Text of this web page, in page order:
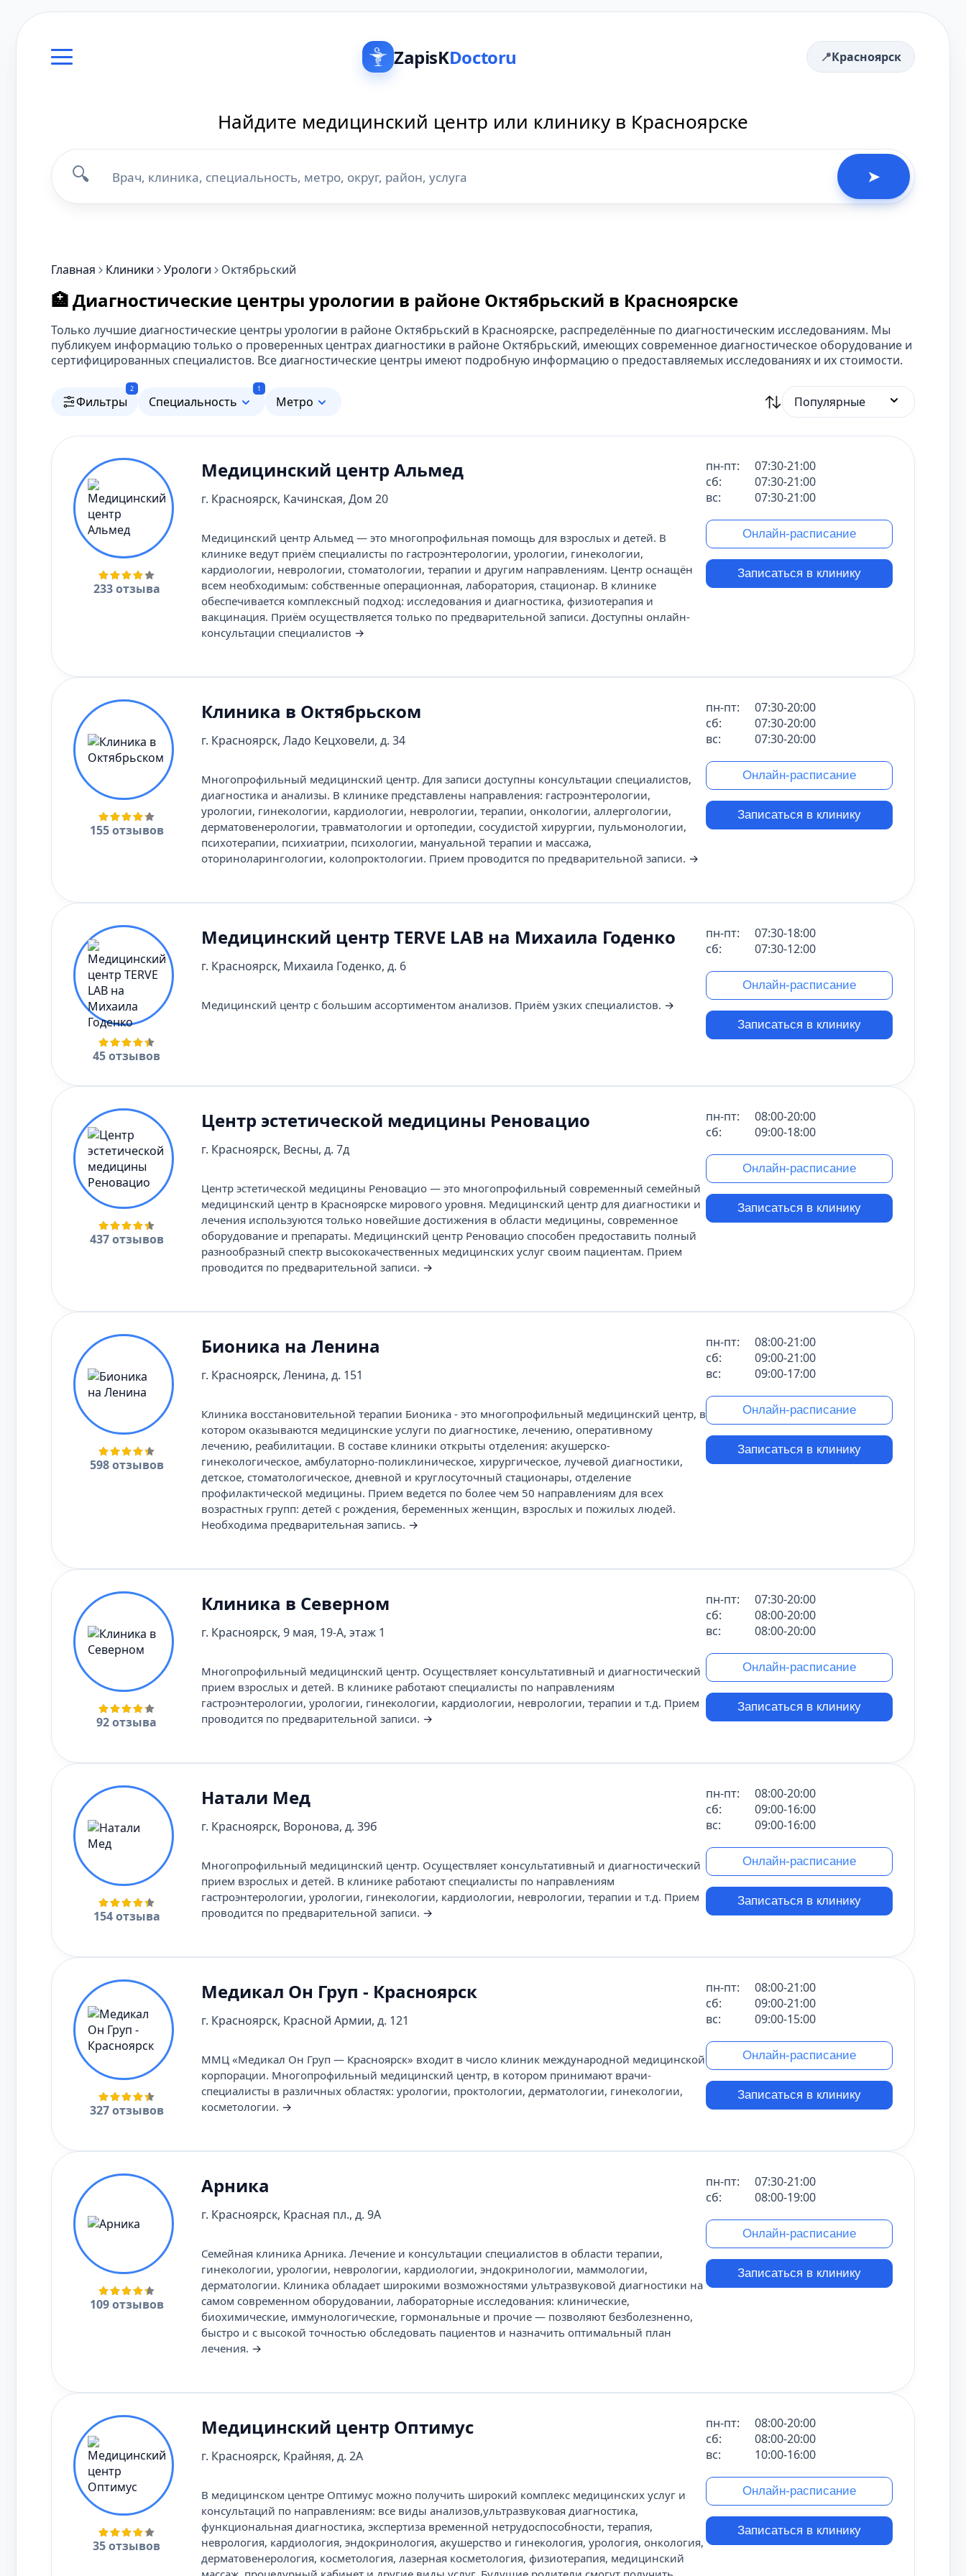
ZapisKDoctoru Красноярск
Найдите медицинский центр или клинику в Красноярске
🔍 ➤
Главная Клиники Урологи Октябрьский
🏥 Диагностические центры урологии в районе Октябрьский в Красноярске
Только лучшие диагностические центры урологии в районе Октябрьский в Красноярске, распределённые по диагностическим исследованиям. Мы
публикуем информацию только о проверенных центрах диагностики в районе Октябрьский, имеющих современное диагностическое оборудование и
сертифицированных специалистов. Все диагностические центры имеют подробную информацию о предоставляемых исследованиях и их стоимости.
Фильтры
2
Специальность
1
Метро Популярные
233 отзыва
Медицинский центр Альмед
г. Красноярск, Качинская, Дом 20
Медицинский центр Альмед — это многопрофильная помощь для взрослых и детей. В
клинике ведут приём специалисты по гастроэнтерологии, урологии, гинекологии,
кардиологии, неврологии, стоматологии, терапии и другим направлениям. Центр оснащён
всем необходимым: собственные операционная, лаборатория, стационар. В клинике
обеспечивается комплексный подход: исследования и диагностика, физиотерапия и
вакцинация. Приём осуществляется только по предварительной записи. Доступны онлайн-
консультации специалистов →
пн-пт:
07:30-21:00
сб:
07:30-21:00
вс:
07:30-21:00
Онлайн-расписание
Записаться в клинику
155 отзывов
Клиника в Октябрьском
г. Красноярск, Ладо Кецховели, д. 34
Многопрофильный медицинский центр. Для записи доступны консультации специалистов,
диагностика и анализы. В клинике представлены направления: гастроэнтерологии,
урологии, гинекологии, кардиологии, неврологии, терапии, онкологии, аллергологии,
дерматовенерологии, травматологии и ортопедии, сосудистой хирургии, пульмонологии,
психотерапии, психиатрии, психологии, мануальной терапии и массажа,
оториноларингологии, колопроктологии. Прием проводится по предварительной записи. →
пн-пт:
07:30-20:00
сб:
07:30-20:00
вс:
07:30-20:00
Онлайн-расписание
Записаться в клинику
45 отзывов
Медицинский центр TERVE LAB на Михаила Годенко
г. Красноярск, Михаила Годенко, д. 6
Медицинский центр с большим ассортиментом анализов. Приём узких специалистов. →
пн-пт:
07:30-18:00
сб:
07:30-12:00
Онлайн-расписание
Записаться в клинику
437 отзывов
Центр эстетической медицины Реновацио
г. Красноярск, Весны, д. 7д
Центр эстетической медицины Реновацио — это многопрофильный современный семейный
медицинский центр в Красноярске мирового уровня. Медицинский центр для диагностики и
лечения используются только новейшие достижения в области медицины, современное
оборудование и препараты. Медицинский центр Реновацио способен предоставить полный
разнообразный спектр высококачественных медицинских услуг своим пациентам. Прием
проводится по предварительной записи. →
пн-пт:
08:00-20:00
сб:
09:00-18:00
Онлайн-расписание
Записаться в клинику
598 отзывов
Бионика на Ленина
г. Красноярск, Ленина, д. 151
Клиника восстановительной терапии Бионика - это многопрофильный медицинский центр, в
котором оказываются медицинские услуги по диагностике, лечению, оперативному
лечению, реабилитации. В составе клиники открыты отделения: акушерско-
гинекологическое, амбулаторно-поликлиническое, хирургическое, лучевой диагностики,
детское, стоматологическое, дневной и круглосуточный стационары, отделение
профилактической медицины. Прием ведется по более чем 50 направлениям для всех
возрастных групп: детей с рождения, беременных женщин, взрослых и пожилых людей.
Необходима предварительная запись. →
пн-пт:
08:00-21:00
сб:
09:00-21:00
вс:
09:00-17:00
Онлайн-расписание
Записаться в клинику
92 отзыва
Клиника в Северном
г. Красноярск, 9 мая, 19-А, этаж 1
Многопрофильный медицинский центр. Осуществляет консультативный и диагностический
прием взрослых и детей. В клинике работают специалисты по направлениям
гастроэнтерологии, урологии, гинекологии, кардиологии, неврологии, терапии и т.д. Прием
проводится по предварительной записи. →
пн-пт:
07:30-20:00
сб:
08:00-20:00
вс:
08:00-20:00
Онлайн-расписание
Записаться в клинику
154 отзыва
Натали Мед
г. Красноярск, Воронова, д. 39б
Многопрофильный медицинский центр. Осуществляет консультативный и диагностический
прием взрослых и детей. В клинике работают специалисты по направлениям
гастроэнтерологии, урологии, гинекологии, кардиологии, неврологии, терапии и т.д. Прием
проводится по предварительной записи. →
пн-пт:
08:00-20:00
сб:
09:00-16:00
вс:
09:00-16:00
Онлайн-расписание
Записаться в клинику
327 отзывов
Медикал Он Груп - Красноярск
г. Красноярск, Красной Армии, д. 121
ММЦ «Медикал Он Груп — Красноярск» входит в число клиник международной медицинской
корпорации. Многопрофильный медицинский центр, в котором принимают врачи-
специалисты в различных областях: урологии, проктологии, дерматологии, гинекологии,
косметологии. →
пн-пт:
08:00-21:00
сб:
09:00-21:00
вс:
09:00-15:00
Онлайн-расписание
Записаться в клинику
109 отзывов
Арника
г. Красноярск, Красная пл., д. 9А
Семейная клиника Арника. Лечение и консультации специалистов в области терапии,
гинекологии, урологии, неврологии, кардиологии, эндокринологии, маммологии,
дерматологии. Клиника обладает широкими возможностями ультразвуковой диагностики на
самом современном оборудовании, лабораторные исследования: клинические,
биохимические, иммунологические, гормональные и прочие — позволяют безболезненно,
быстро и с высокой точностью обследовать пациентов и назначить оптимальный план
лечения. →
пн-пт:
07:30-21:00
сб:
08:00-19:00
Онлайн-расписание
Записаться в клинику
35 отзывов
Медицинский центр Оптимус
г. Красноярск, Крайняя, д. 2А
В медицинском центре Оптимус можно получить широкий комплекс медицинских услуг и
консультаций по направлениям: все виды анализов,ультразвуковая диагностика,
функциональная диагностика, экспертиза временной нетрудоспособности, терапия,
неврология, кардиология, эндокринология, акушерство и гинекология, урология, онкология,
дерматовенерология, косметология, лазерная косметология, физиотерапия, медицинский
пн-пт:
08:00-20:00
сб:
08:00-20:00
вс:
10:00-16:00
Онлайн-расписание
Записаться в клинику